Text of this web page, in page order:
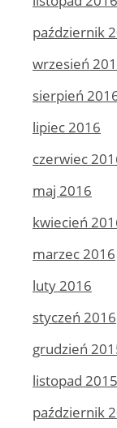
październik
wrzesień
sierpień
lipiec 2016
czerwiec
maj 2016
kwiecień
marzec 2016
luty 2016
styczeń 2016
grudzień
listopad 2015
październik